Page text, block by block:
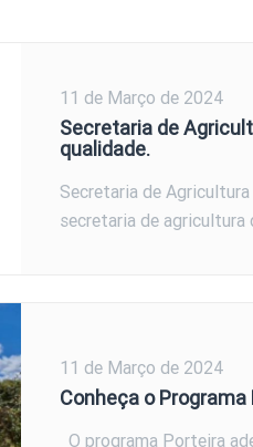
11 de Março de 2024
Secretaria de
qualidade.
Secretaria de
secretaria de
11 de Março de 2024
Conheça o
O programa Porteira